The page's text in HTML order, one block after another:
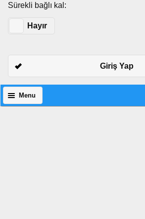
Sürekli bağlı kal:
Hayır
Giriş Yap
Menu